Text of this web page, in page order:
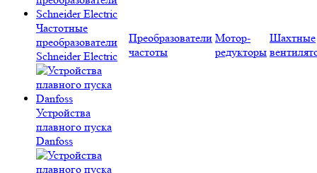
Частотные
преобразователи
Schneider Electric
Устройства
плавного пуска
Danfoss
Преобразователи
частоты
Мотор-
редукторы
Шахтные